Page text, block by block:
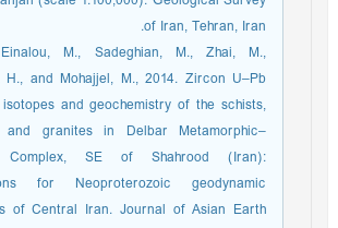
of Iran, Tehran, Iran.
Einalou, M., Sadeghian, M., Zhai, M.,
H., and Mohajjel, M., 2014. Zircon U–Pb
isotopes and geochemistry of the schists,
and granites in Delbar Metamorphic–
Complex, SE of Shahrood (Iran):
for Neoproterozoic geodynamic
of Central Iran. Journal of Asian Earth